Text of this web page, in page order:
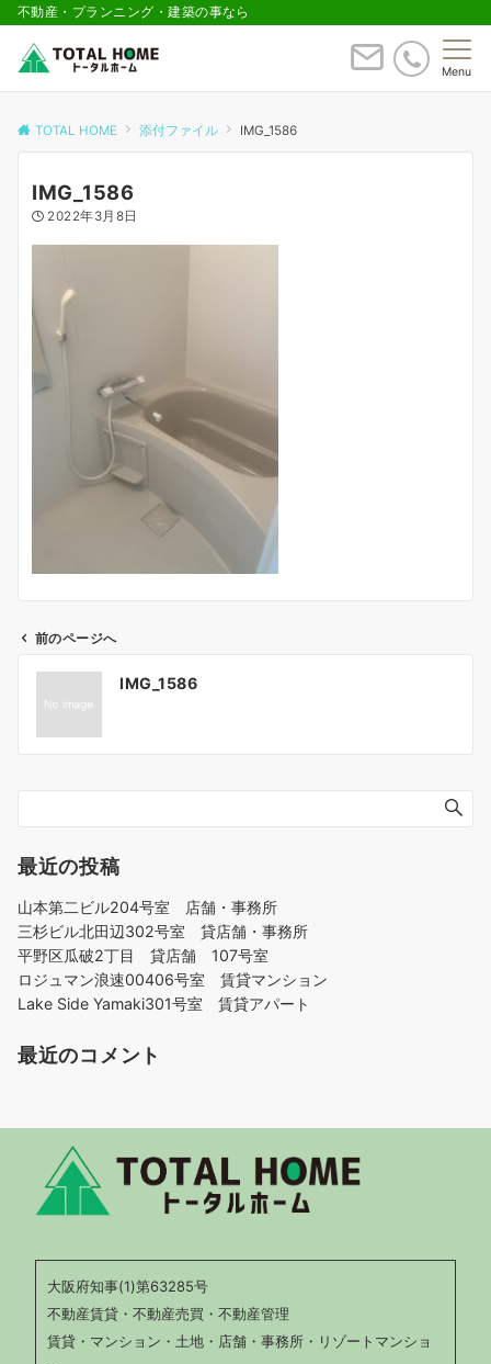
不動産・プランニング・建築の事なら
Menu
TOTAL HOME 添付ファイル IMG_1586
IMG_1586
2022年3月8日
シ
ョ
前のページへ
IMG_1586
最近の投稿
山本第二ビル204号室 店舗・事務所
三杉ビル北田辺302号室 貸店舗・事務所
平野区瓜破2丁目 貸店舗 107号室
ロジュマン浪速00406号室 賃貸マンション
Lake Side Yamaki301号室 賃貸アパート
最近のコメント
大阪府知事(1)第63285号
不動産賃貸・不動産売買・不動産管理
賃貸・マンション・土地・店舗・事務所・リゾートマンショ